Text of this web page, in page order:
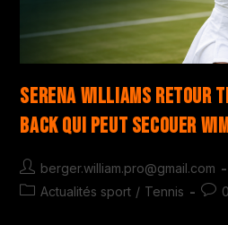
Serena Williams retour
back qui peut secouer
berger.william.pro@gmail.com
Actualités sport / Tennis